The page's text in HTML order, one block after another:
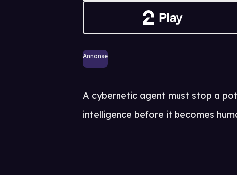
Annonse
A cybernetic agent must stop a
intelligence before it becomes